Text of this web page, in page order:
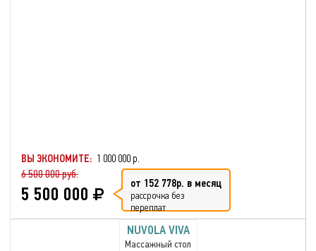
ВЫ ЭКОНОМИТЕ: 1 000 000 р.
6 500 000 руб.
5 500 000 от 152 778р. в месяц
рассрочка без
переплат
NUVOLA VIVA
Массажный стол